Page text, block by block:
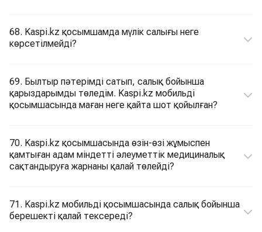
68. Kaspi.kz қосымшамда мүлік салығы неге
көрсетілмейді?
69. Былтыр пәтерімді сатып, салық бойынша
қарыздарымды төледім. Kaspi.kz мобильді
қосымшасында маған неге қайта шот қойылған?
70. Kaspi.kz қосымшасында өзін-өзі жұмыспен
қамтыған адам міндетті әлеуметтік медициналық
сақтандыруға жарнаны қалай төлейді?
71. Kaspi.kz мобильді қосымшасында салық бойынша
берешекті қалай тексереді?